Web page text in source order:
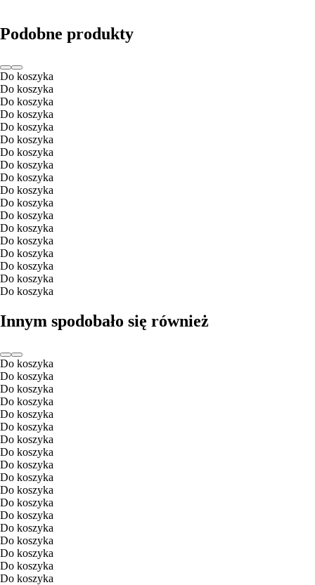
Podobne produkty
Do koszyka
Do koszyka
Do koszyka
Do koszyka
Do koszyka
Do koszyka
Do koszyka
Do koszyka
Do koszyka
Do koszyka
Do koszyka
Do koszyka
Do koszyka
Do koszyka
Do koszyka
Do koszyka
Do koszyka
Do koszyka
Innym spodobało się również
Do koszyka
Do koszyka
Do koszyka
Do koszyka
Do koszyka
Do koszyka
Do koszyka
Do koszyka
Do koszyka
Do koszyka
Do koszyka
Do koszyka
Do koszyka
Do koszyka
Do koszyka
Do koszyka
Do koszyka
Do koszyka